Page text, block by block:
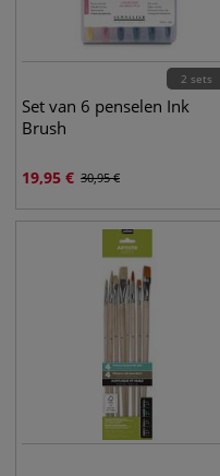
2 sets
Set van 6 penselen Ink
Brush
19,95 € 30,95€